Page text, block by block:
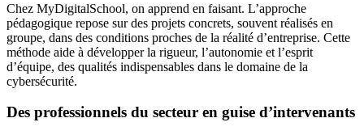
Chez MyDigitalSchool, on apprend en faisant. L’approche
pédagogique repose sur des projets concrets, souvent réalisés en
groupe, dans des conditions proches de la réalité d’entreprise. Cette
méthode aide à développer la rigueur, l’autonomie et l’esprit
d’équipe, des qualités indispensables dans le domaine de la
cybersécurité.
Des professionnels du secteur en guise d’intervenants